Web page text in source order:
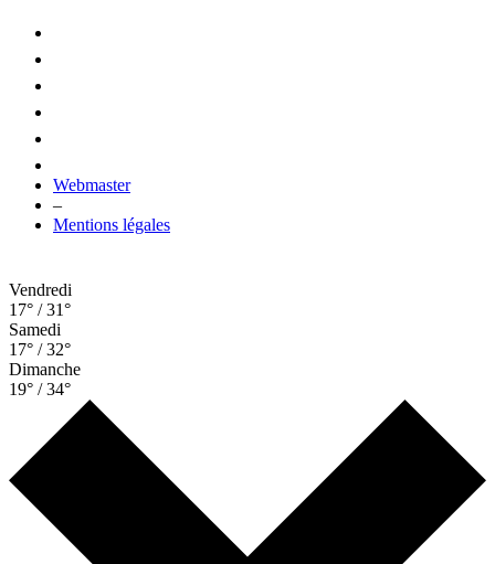
Webmaster
–
Mentions légales
Vendredi
17° / 31°
Samedi
17° / 32°
Dimanche
19° / 34°